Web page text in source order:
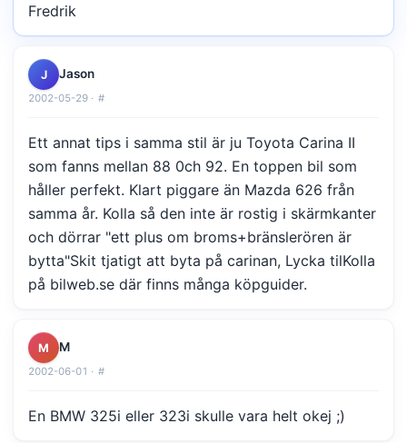
Fredrik
J Jason
2002-05-29 · #
Ett annat tips i samma stil är ju Toyota Carina II
som fanns mellan 88 0ch 92. En toppen bil som
håller perfekt. Klart piggare än Mazda 626 från
samma år. Kolla så den inte är rostig i skärmkanter
och dörrar "ett plus om broms+bränslerören är
bytta"Skit tjatigt att byta på carinan, Lycka tilKolla
på bilweb.se där finns många köpguider.
M M
2002-06-01 · #
En BMW 325i eller 323i skulle vara helt okej ;)